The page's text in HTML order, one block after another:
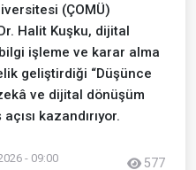
(ÇOMÜ)
Halit Kuşku, dijital
işleme ve karar alma
geliştirdiği “Düşünce
ve dijital dönüşüm
kazandırıyor.
- 09:00 577